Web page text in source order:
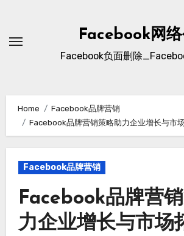
content
Facebook网
Facebook负面删除
Home
Facebook品牌营销
Facebook品牌营销策略助力企业增长与市
Facebook品牌营销
Facebook品牌营
力企业增长与市场